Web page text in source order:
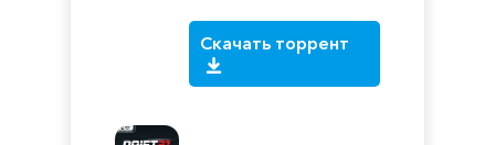
Скачать торрент